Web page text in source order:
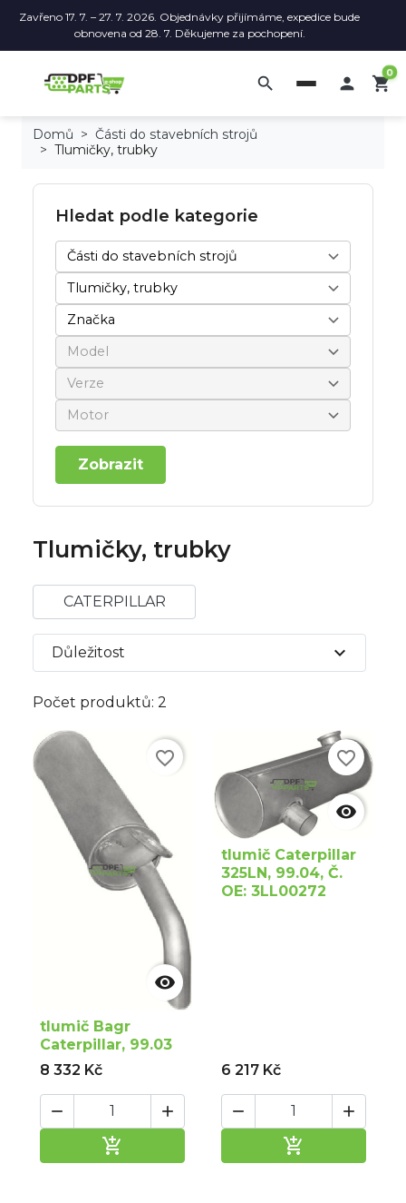
Zavřeno 17. 7. – 27. 7. 2026. Objednávky přijímáme, expedice bude
obnovena od 28. 7. Děkujeme za pochopení.
search  shopping_cart
0
Domů
Části do stavebních strojů
Tlumičky, trubky
Hledat podle kategorie
Zobrazit
Tlumičky, trubky
CATERPILLAR
Počet produktů: 2
Důležitost expand_more

favorite_border
tlumič Bagr
Caterpillar, 99.03
8 332 Kč
 


favorite_border
tlumič Caterpillar
325LN, 99.04, Č.
OE: 3LL00272
6 217 Kč
 
